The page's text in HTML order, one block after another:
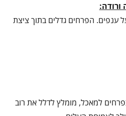
ענפים. הפרחים גדלים בתוך ציצת
למאכל, מומלץ לדלל את רוב